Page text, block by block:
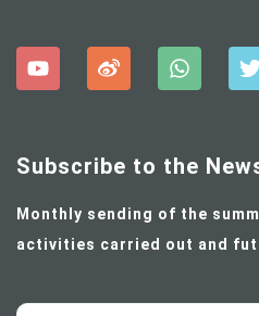
Subscribe to the
Monthly sending of the
activities carried out and